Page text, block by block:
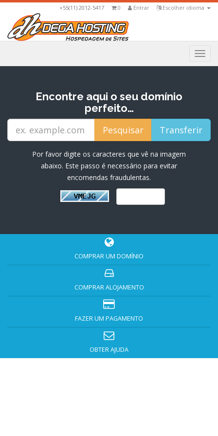
Escolher idioma
Entrar
0
+55(11) 2012-5417
Encontre aqui o seu domínio
perfeito…
Por favor digite os caracteres que vê na imagem
abaixo. Este passo é necessário para evitar
encomendas fraudulentas.
COMPRAR UM DOMÍNIO
COMPRAR ALOJAMENTO
FAZER UM PAGAMENTO
OBTER AJUDA